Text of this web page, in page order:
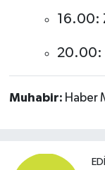
16.00:
20.00:
Muhabir: Haber